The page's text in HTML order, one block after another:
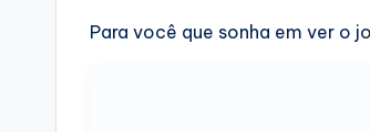
Para você que sonha em ver o